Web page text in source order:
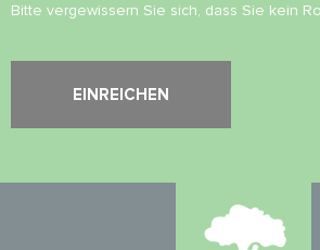
Bitte vergewissern Sie sich, dass Sie kein